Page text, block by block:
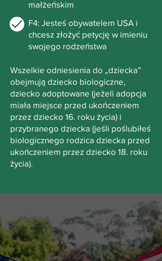
małżeńskim
F4: Jesteś obywatelem USA i
chcesz złożyć petycję w imieniu
swojego rodzeństwa
Wszelkie odniesienia do „dziecka”
obejmują dziecko biologiczne,
dziecko adoptowane (jeżeli adopcja
miała miejsce przed ukończeniem
przez dziecko 16. roku życia) i
przybranego dziecka (jeśli poślubiłeś
biologicznego rodzica dziecka przed
ukończeniem przez dziecko 18. roku
życia).